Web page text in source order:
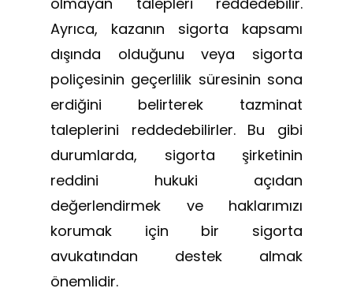
Ayrıca, kazanın sigorta kapsamı
dışında olduğunu veya sigorta
poliçesinin geçerlilik süresinin sona
erdiğini belirterek tazminat
taleplerini reddedebilirler. Bu gibi
durumlarda, sigorta şirketinin
reddini hukuki açıdan
değerlendirmek ve haklarımızı
korumak için bir sigorta
avukatından destek almak
önemlidir.